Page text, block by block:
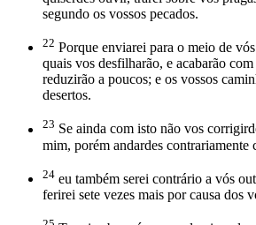
segundo os vossos pecados.
22 Porque enviarei para o meio de
quais vos desfilharão, e acabarão
reduzirão a poucos; e os vossos
desertos.
23 Se ainda com isto não vos
mim, porém andardes contrariamente
24 eu também serei contrário a vós
ferirei sete vezes mais por causa dos